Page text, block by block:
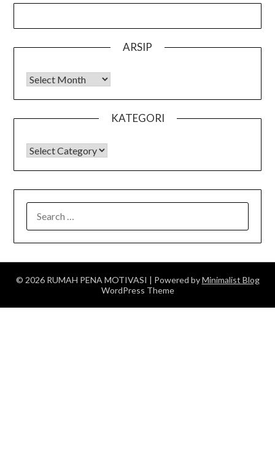
ARSIP
Arsip
KATEGORI
KATEGORI
FOR:
© 2026 RUMAH PENA MOTIVASI | Powered byMinimalist Blog
WordPress Theme